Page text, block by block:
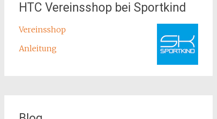
HTC Vereinsshop bei Sportkind
Vereinsshop
Anleitung